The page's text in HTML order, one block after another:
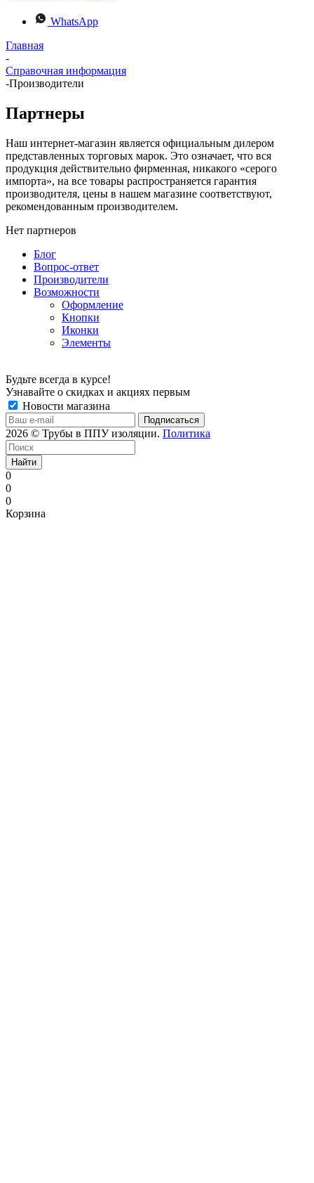
WhatsApp
Главная
-
Справочная информация
-Производители
Партнеры
Наш интернет-магазин является официальным дилером
представленных торговых марок. Это означает, что вся
продукция действительно фирменная, никакого «серого
импорта», на все товары распространяется гарантия
производителя, цены в нашем магазине соответствуют,
рекомендованным производителем.
Нет партнеров
Блог
Вопрос-ответ
Производители
Возможности
Оформление
Кнопки
Иконки
Элементы
Будьте всегда в курсе!
Узнавайте о скидках и акциях первым
Новости магазина
2026 © Трубы в ППУ изоляции. Политика
Найти
0
0
0
Корзина